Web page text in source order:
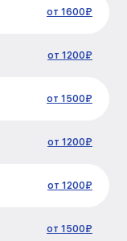
от 1600₽
от 1200₽
от 1500₽
от 1200₽
от 1200₽
от 1500₽